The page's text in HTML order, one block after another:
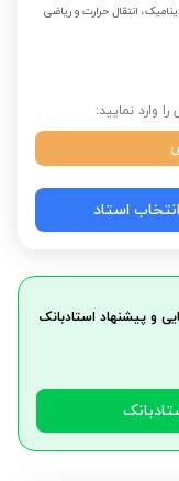
انتقال حرارت و ریاضی
وارد نمایید:
انتخاب استاد
و پیشنهاد استادبانک